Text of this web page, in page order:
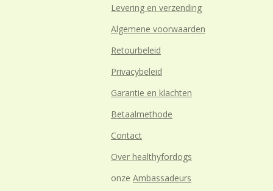
Levering en verzending
Algemene voorwaarden
Retourbeleid
Privacybeleid
Garantie en klachten
Betaalmethode
Contact
Over healthyfordogs
onze Ambassadeurs